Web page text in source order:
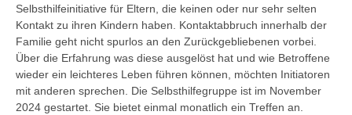
Selbsthilfeinitiative für Eltern, die keinen oder nur sehr selten
Kontakt zu ihren Kindern haben. Kontaktabbruch innerhalb der
Familie geht nicht spurlos an den Zurückgebliebenen vorbei.
Über die Erfahrung was diese ausgelöst hat und wie Betroffene
wieder ein leichteres Leben führen können, möchten Initiatoren
mit anderen sprechen. Die Selbsthilfegruppe ist im November
2024 gestartet. Sie bietet einmal monatlich ein Treffen an.